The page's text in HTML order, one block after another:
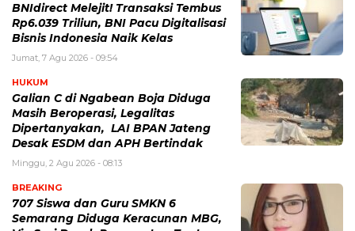
BNIdirect Melejit! Transaksi Tembus
Rp6.039 Triliun, BNI Pacu Digitalisasi
Bisnis Indonesia Naik Kelas
Jumat, 7 Agu 2026 - 09:54
HUKUM
Galian C di Ngabean Boja Diduga
Masih Beroperasi, Legalitas
Dipertanyakan, LAI BPAN Jateng
Desak ESDM dan APH Bertindak
Minggu, 2 Agu 2026 - 08:13
BREAKING
707 Siswa dan Guru SMKN 6
Semarang Diduga Keracunan MBG,